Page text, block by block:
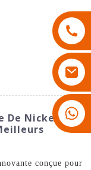
De Nickel :
conçue pour